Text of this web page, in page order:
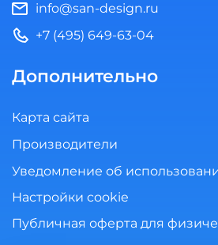
info@san-design.ru
+7 (495) 649-63-04
Дополнительно
Карта сайта
Производители
Уведомление об
Настройки cookie
Публичная оферта для